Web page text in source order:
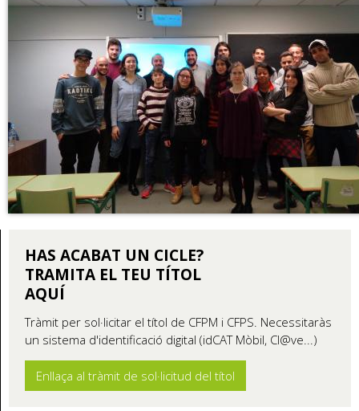
HAS ACABAT UN CICLE?
TRAMITA EL TEU TÍTOL
AQUÍ
Tràmit per sol·licitar el títol de CFPM i CFPS. Necessitaràs
un sistema d'identificació digital (idCAT Mòbil, Cl@ve...)
Enllaça al tràmit de sol·licitud del títol